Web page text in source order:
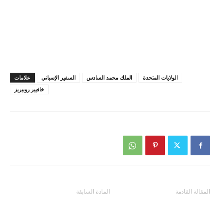
علامات السفير الإسباني الملك محمد السادس
الولايات المتحدة
خافيير روبيريز
المادة السابقة المقالة القادمة